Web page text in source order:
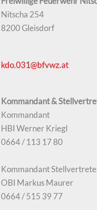
Nitscha 254
8200 Gleisdorf
kdo.031@bfvwz.at
Kommandant &
Kommandant
HBI Werner Kriegl
0664 / 113 17 80
Kommandant
OBI Markus Maurer
0664 / 515 39 77